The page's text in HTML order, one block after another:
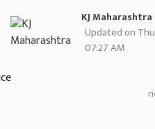
KJ Maharashtra
Updated on
07:27 AM